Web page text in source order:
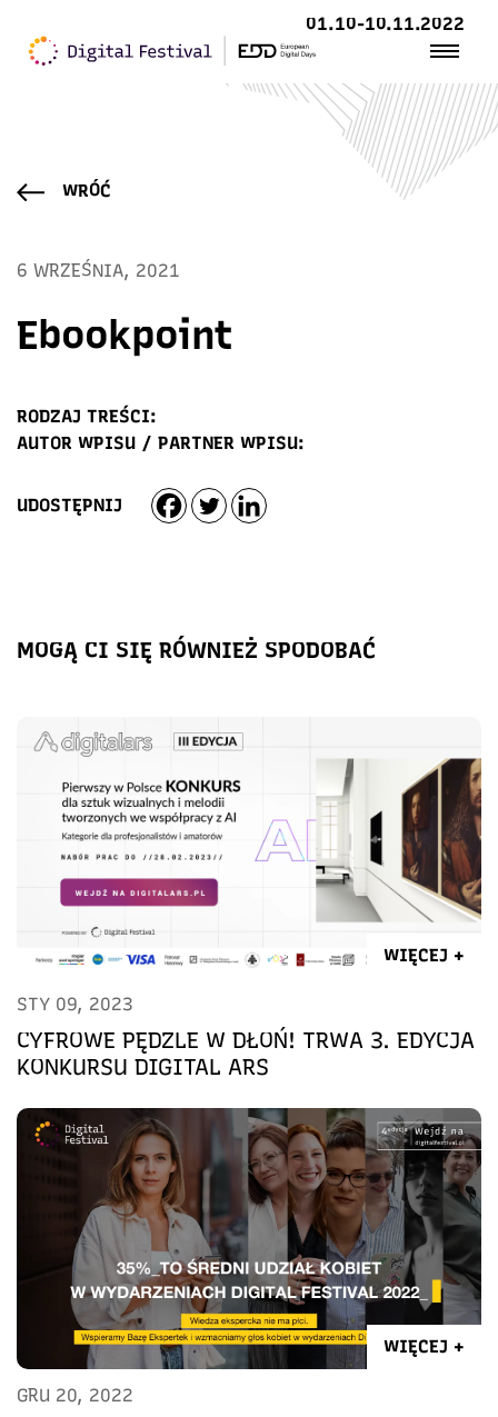
01.10-10.11.2022
WRÓĆ
6 WRZEŚNIA, 2021
Ebookpoint
RODZAJ TREŚCI:
AUTOR WPISU / PARTNER WPISU:
UDOSTĘPNIJ
MOGĄ CI SIĘ RÓWNIEŻ SPODOBAĆ
WIĘCEJ +
STY 09, 2023
CYFROWE PĘDZLE W DŁOŃ! TRWA 3. EDYCJA
KONKURSU DIGITAL ARS
WIĘCEJ +
GRU 20, 2022